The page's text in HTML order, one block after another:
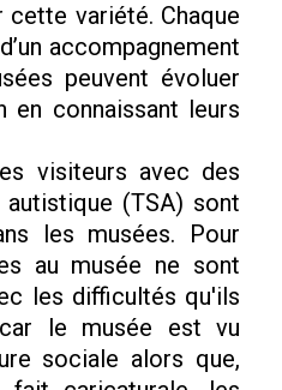
variété. Chaque
accompagnement
peuvent évoluer
en connaissant leurs
visiteurs avec des
(TSA) sont
les musées. Pour
au musée ne sont
les difficultés qu'ils
le musée est vu
sociale alors que,